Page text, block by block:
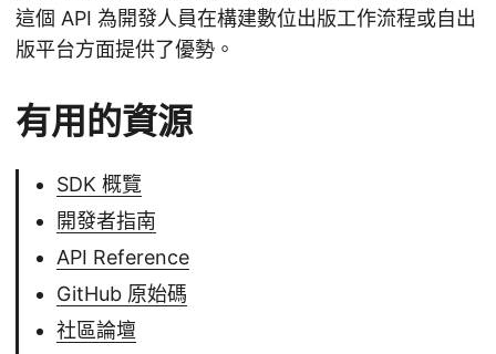
這個 API 為開發人員在構建數位出版工作流程或自出
版平台方面提供了優勢。
有用的資源
SDK 概覽
開發者指南
API Reference
GitHub 原始碼
社區論壇